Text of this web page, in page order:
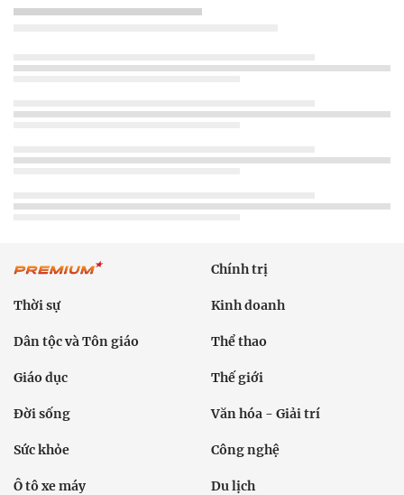
Chính trị
Thời sự Kinh doanh
Dân tộc và Tôn giáo Thể thao
Giáo dục Thế giới
Đời sống Văn hóa - Giải trí
Sức khỏe Công nghệ
Ô tô xe máy Du lịch